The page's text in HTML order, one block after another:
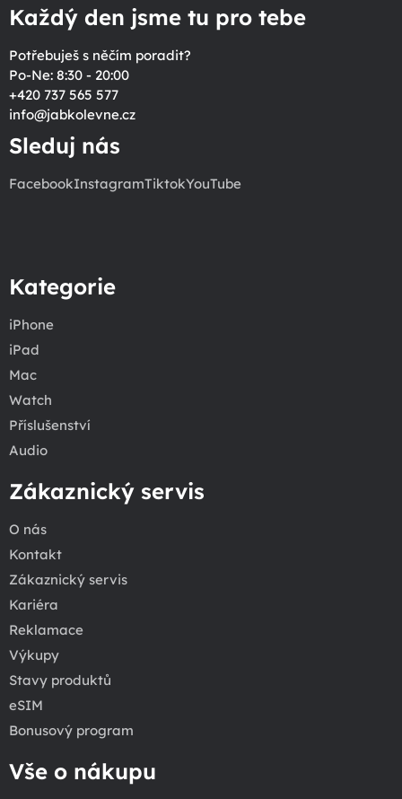
Každý den jsme tu pro tebe
Potřebuješ s něčím poradit?
Po-Ne: 8:30 - 20:00
+420 737 565 577
info@jabkolevne.cz
Sleduj nás
FacebookInstagramTiktokYouTube
Kategorie
iPhone
iPad
Mac
Watch
Příslušenství
Audio
Zákaznický servis
O nás
Kontakt
Zákaznický servis
Kariéra
Reklamace
Výkupy
Stavy produktů
eSIM
Bonusový program
Vše o nákupu